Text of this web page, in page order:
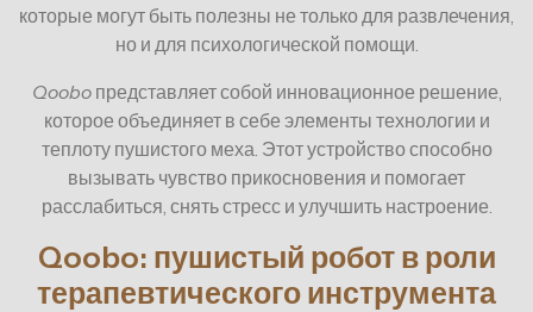
которые могут быть полезны не только для развлечения,
но и для психологической помощи.
Qooboпредставляет собой инновационное решение,
которое объединяет в себе элементы технологии и
теплоту пушистого меха. Этот устройство способно
вызывать чувство прикосновения и помогает
расслабиться, снять стресс и улучшить настроение.
Qoobo: пушистый робот в роли
терапевтического инструмента